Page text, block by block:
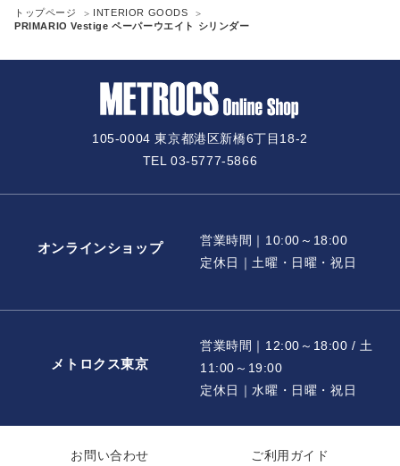
トップページ
INTERIOR GOODS
PRIMARIO Vestige ペーパーウエイト シリンダー
105-0004 東京都港区新橋6丁目18-2
TEL 03-5777-5866
オンラインショップ
営業時間｜10:00～18:00
定休日｜土曜・日曜・祝日
メトロクス東京
営業時間｜12:00～18:00 / 土
11:00～19:00
定休日｜水曜・日曜・祝日
お問い合わせ ご利用ガイド